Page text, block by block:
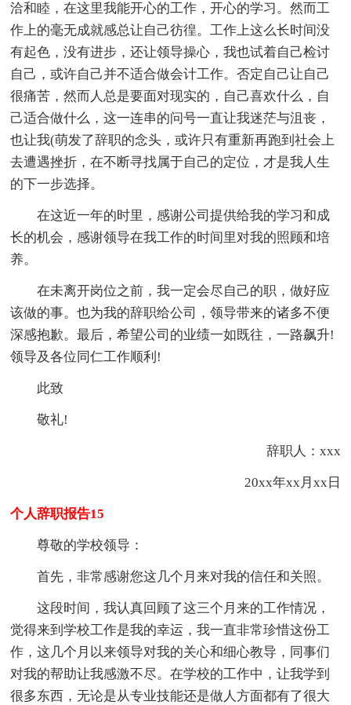
洽和睦，在这里我能开心的工作，开心的学习。然而工
作上的毫无成就感总让自己彷徨。工作上这么长时间没
有起色，没有进步，还让领导操心，我也试着自己检讨
自己，或许自己并不适合做会计工作。否定自己让自己
很痛苦，然而人总是要面对现实的，自己喜欢什么，自
己适合做什么，这一连串的问号一直让我迷茫与沮丧，
也让我(萌发了辞职的念头，或许只有重新再跑到社会上
去遭遇挫折，在不断寻找属于自己的定位，才是我人生
的下一步选择。
在这近一年的时里，感谢公司提供给我的学习和成
长的机会，感谢领导在我工作的时间里对我的照顾和培
养。
在未离开岗位之前，我一定会尽自己的职，做好应
该做的事。也为我的辞职给公司，领导带来的诸多不便
深感抱歉。最后，希望公司的业绩一如既往，一路飙升!
领导及各位同仁工作顺利!
此致
敬礼!
辞职人：xxx
20xx年xx月xx日
个人辞职报告15
尊敬的学校领导：
首先，非常感谢您这几个月来对我的信任和关照。
这段时间，我认真回顾了这三个月来的工作情况，
觉得来到学校工作是我的幸运，我一直非常珍惜这份工
作，这几个月以来领导对我的关心和细心教导，同事们
对我的帮助让我感激不尽。在学校的工作中，让我学到
很多东西，无论是从专业技能还是做人方面都有了很大